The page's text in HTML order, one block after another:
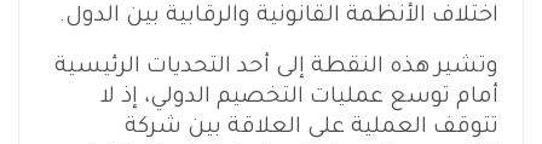
اختلاف الأنظمة القانونية والرقابية بين الدول.
وتشير هذه النقطة إلى أحد التحديات الرئيسية
أمام توسع عمليات التخصيم الدولي، إذ لا
تتوقف العملية على العلاقة بين شركة